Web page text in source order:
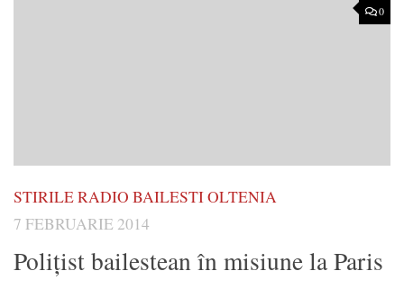
0
STIRILE RADIO BAILESTI OLTENIA
7 FEBRUARIE 2014
Poliţist bailestean în misiune la Paris